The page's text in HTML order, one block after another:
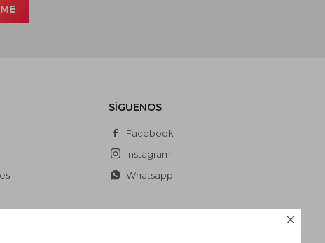

SÍGUENOS
Facebook
Instagram
Whatsapp